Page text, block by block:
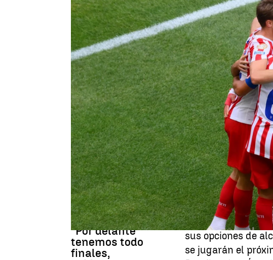
Luis F. Castillo
Publicado:20 de junio de 2025, 08:35
El Atlético de Madrid logró este
Mundial de Clubes tras
el Lumen Field, con un doblete de
y un tanto más de Axel Witsel
correspondiente al grupo B del
"Por delante
tenemos todo
finales,
Con esta victoria,
sus opciones de
se jugarán el